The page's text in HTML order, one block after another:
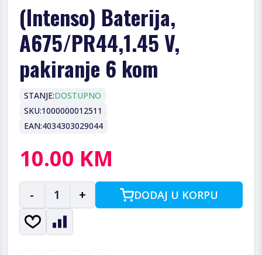
(Intenso) Baterija,
A675/PR44,1.45 V,
pakiranje 6 kom
STANJE:DOSTUPNO
SKU:1000000012511
EAN:4034303029044
10.00 KM
- 1 + DODAJ U KORPU